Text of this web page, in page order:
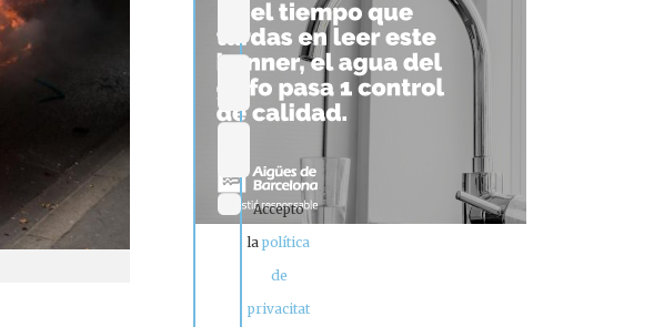
Accepto
lapolítica
de
privacitat